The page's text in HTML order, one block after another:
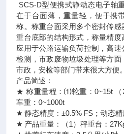
SCS-D型便携式静动态电子轴
在于台面薄，重量轻，便于携
称。称重台面采用多个密封传
重台底部的结构形式，称量精
应用于公路运输负荷控制，高
检测，市政废物垃圾处理等方
市政，安检等部门带来很大方便。
产品简述：
★ 称重量程：⑴轮重：0~15t （
车重：0~1000t
★ 静态精度：±0.5% FS；动态
★ 产品重量：（1）秤重台：